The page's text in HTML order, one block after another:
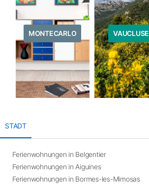
MONTECARLO VAUCLUSE
STADT
Ferienwohnungen in Belgentier
Ferienwohnungen in Aiguines
Ferienwohnungen in Bormes-les-Mimosas